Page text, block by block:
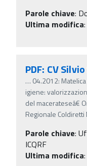
Parole chiave:
Ultima modifica:
PDF: CV
… 04.2012:
igiene:
del macerateseâ€
Regionale
Parole chiave:
ICQRF
Ultima modifica: